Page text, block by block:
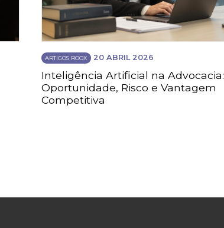
ARTIGOS ROOX 20 ABRIL 2026
Inteligência Artificial na Advocacia:
Oportunidade, Risco e Vantagem
Competitiva